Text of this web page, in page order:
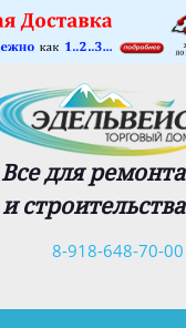
Все для ремонта
и строительства
8-918-648-70-00